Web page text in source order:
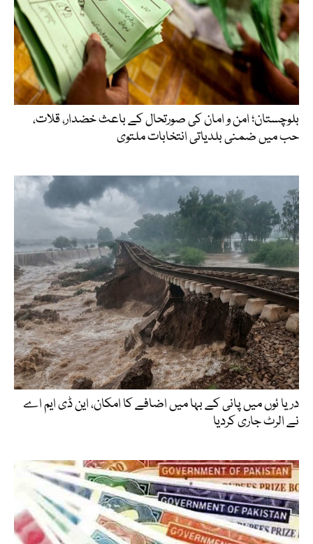
بلوچستان؛ امن و امان کی صورتحال کے باعث خضدار، قلات،
حب میں ضمنی بلدیاتی انتخابات ملتوی
دریا ئوں میں پانی کے بہا میں اضافے کا امکان، این ڈی ایم اے
نے الرٹ جاری کردیا